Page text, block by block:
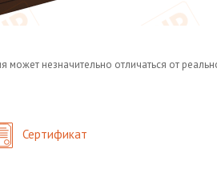
может незначительно отличаться от
Сертификат